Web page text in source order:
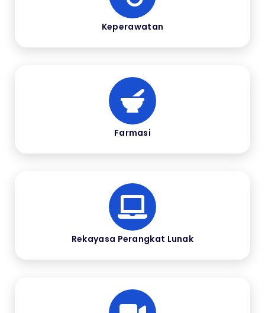
Keperawatan
Farmasi
Rekayasa Perangkat Lunak